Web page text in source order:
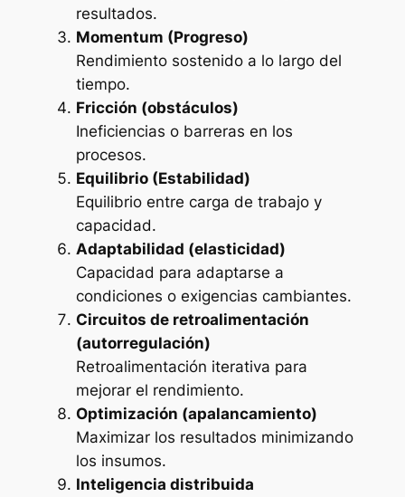
resultados.
Momentum (Progreso)
Rendimiento sostenido a lo largo del
tiempo.
Fricción (obstáculos)
Ineficiencias o barreras en los
procesos.
Equilibrio (Estabilidad)
Equilibrio entre carga de trabajo y
capacidad.
Adaptabilidad (elasticidad)
Capacidad para adaptarse a
condiciones o exigencias cambiantes.
Circuitos de retroalimentación
(autorregulación)
Retroalimentación iterativa para
mejorar el rendimiento.
Optimización (apalancamiento)
Maximizar los resultados minimizando
los insumos.
Inteligencia distribuida